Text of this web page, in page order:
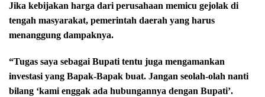
Jika kebijakan harga dari perusahaan memicu gejolak di
tengah masyarakat, pemerintah daerah yang harus
menanggung dampaknya.
“Tugas saya sebagai Bupati tentu juga mengamankan
investasi yang Bapak-Bapak buat. Jangan seolah-olah nanti
bilang ‘kami enggak ada hubungannya dengan Bupati’.